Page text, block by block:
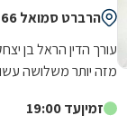
הרברט סמואל 66, חדרה
עורך הדין הראל בן
מזה יותר משלושה
זמיןעד 19:00